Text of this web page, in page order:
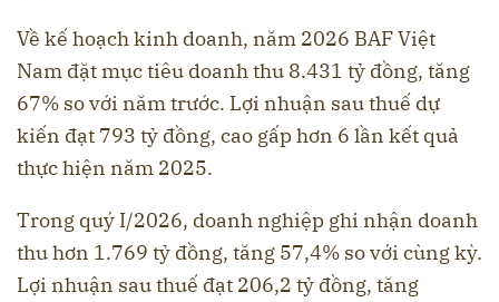
Về kế hoạch kinh doanh, năm 2026 BAF Việt
Nam đặt mục tiêu doanh thu 8.431 tỷ đồng, tăng
67% so với năm trước. Lợi nhuận sau thuế dự
kiến đạt 793 tỷ đồng, cao gấp hơn 6 lần kết quả
thực hiện năm 2025.
Trong quý I/2026, doanh nghiệp ghi nhận doanh
thu hơn 1.769 tỷ đồng, tăng 57,4% so với cùng kỳ.
Lợi nhuận sau thuế đạt 206,2 tỷ đồng, tăng